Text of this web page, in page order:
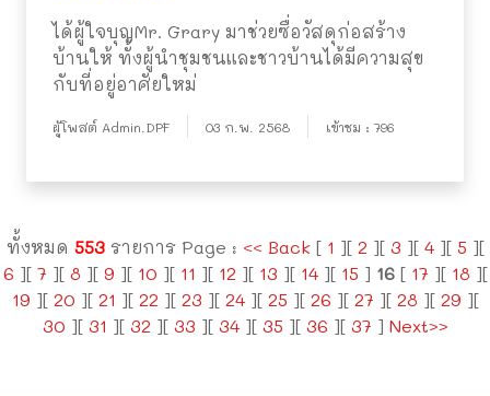
ได้ผู้ใจบุญMr. Grary มาช่วยซื่อวัสดุก่อสร้าง
บ้านให้ ทั้งผู้นำชุมชนและชาวบ้านได้มีความสุข
กับที่อยู่อาศัยใหม่
ผู้โพสต์ Admin.DPF 03 ก.พ. 2568 เข้าชม : 796
ทั้งหมด 553 รายการ Page : << Back[ 1 ][ 2 ][ 3 ][ 4][ 5 ][
6 ][ 7 ][ 8 ][ 9 ][ 10 ][ 11 ][ 12 ][ 13 ][ 14][ 15 ] 16 [ 17 ][ 18 ][
19 ][ 20 ][ 21 ][ 22 ][ 23 ][ 24][ 25 ][ 26 ][ 27 ][ 28 ][ 29 ][
30 ][ 31 ][ 32 ][ 33 ][ 34][ 35 ][ 36 ][ 37 ] Next>>